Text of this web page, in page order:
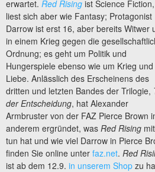
erwartet. Red Rising ist Science Fiction,
liest sich aber wie Fantasy; Protagonist
Darrow ist erst 16, aber bereits Witwer
in einem Krieg gegen die
Ordnung; es geht um Politik und
Hungerspiele ebenso wie um Krieg und
Liebe. Anlässlich des Erscheinens des
dritten und letzten Bandes der Trilogie,
der Entscheidung, hat Alexander
Armbruster von der FAZ Pierce Brown
anderem ergründet, was Red Rising mit
tun hat und wie viel Darrow in Pierce
finden Sie online unter faz.net. Red
ist ab dem 12.9. in unserem Shop zu